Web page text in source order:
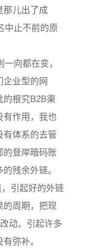
那儿出了成
中止不前的原
向都在变，
企业型的网
的根究B2B渠
有作用，我也
有体系的去管
的登岸暗码账
残余外链。
引起好的外链
的周期，把现
动。引起许多
弥补。